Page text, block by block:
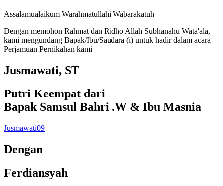
Assalamualaikum Warahmatullahi Wabarakatuh
Dengan memohon Rahmat dan Ridho Allah Subhanahu Wata'ala,
kami mengundang Bapak/Ibu/Saudara (i) untuk hadir dalam acara
Perjamuan Pernikahan kami
Jusmawati, ST
Putri Keempat dari
Bapak Samsul Bahri .W & Ibu Masnia
Jusmawati09
Dengan
Ferdiansyah